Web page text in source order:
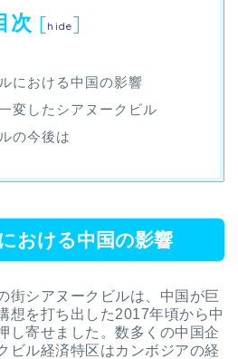
次 [hide]
における中国の影響
変したシアヌークビル
の今後は
おける中国の影響
街シアヌークビルは、中国が巨
想を打ち出した2017年頃から中
し寄せました。数多くの中国企
ビル経済特区はカンボジアの経